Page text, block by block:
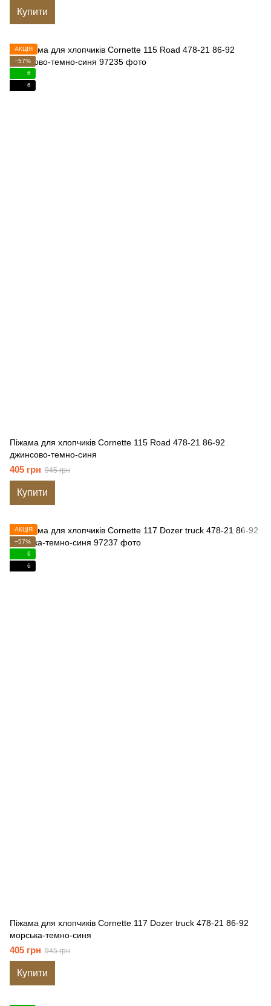
Купити
АКЦІЯ
−57%
6
6
Піжама для хлопчиків Cornette 115 Road 478-21 86-92
джинсово-темно-синя
405 грн 945 грн
Купити
АКЦІЯ
−57%
6
6
Піжама для хлопчиків Cornette 117 Dozer truck 478-21 86-92
морська-темно-синя
405 грн 945 грн
Купити